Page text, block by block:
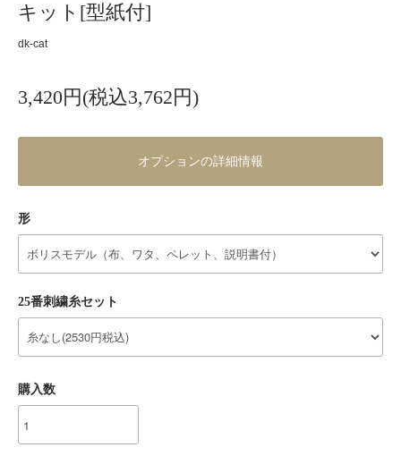
キット[型紙付]
dk-cat
3,420円(税込3,762円)
オプションの詳細情報
形
25番刺繍糸セット
購入数